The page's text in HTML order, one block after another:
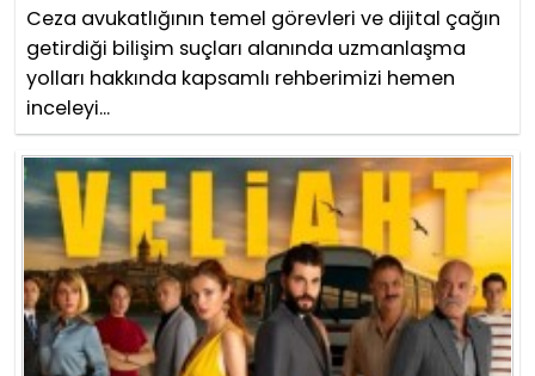
Ceza avukatlığının temel görevleri ve dijital çağın
getirdiği bilişim suçları alanında uzmanlaşma
yolları hakkında kapsamlı rehberimizi hemen
inceleyi...